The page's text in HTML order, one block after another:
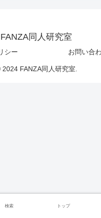
FANZA同人研究室
シー お問い合
2024 FANZA同人研究室.
検索 トップ